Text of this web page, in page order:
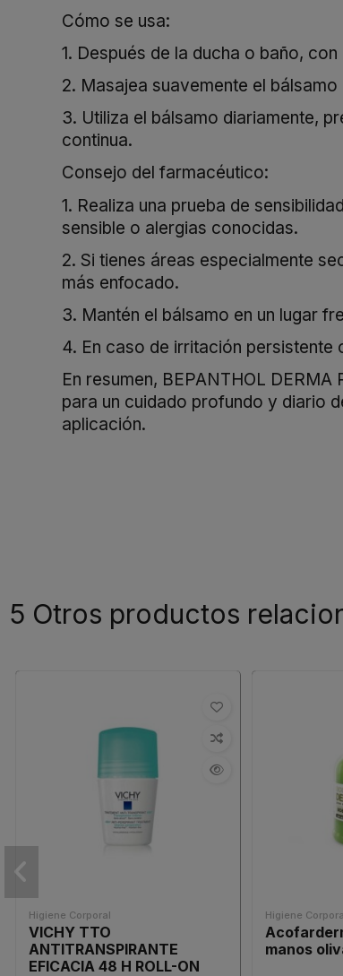
Cómo se usa:
1. Después de la ducha o baño,
2. Masajea suavemente el
3. Utiliza el bálsamo diariamente,
continua.
Consejo del farmacéutico:
1. Realiza una prueba de
sensible o alergias conocidas.
2. Si tienes áreas especialmente
más enfocado.
3. Mantén el bálsamo en un lugar
4. En caso de irritación
En resumen, BEPANTHOL
para un cuidado profundo y diario
aplicación.
5 Otros productos
Higiene Corporal
VICHY TTO
ANTITRANSPIRANTE
EFICACIA 48 H ROLL-ON
Higiene
manos